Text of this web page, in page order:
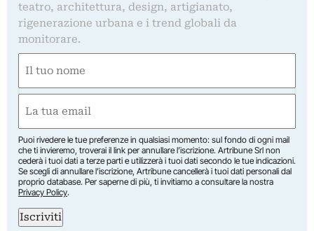
teatro, architettura, design, artigianato,
rigenerazione urbana e i trend globali da
monitorare.
(Obbligatorio)
Nome
(Obbligatorio)
Puoi rivedere le tue preferenze in qualsiasi momento: sul fondo di ogni mail
che ti invieremo, troverai il link per annullare l’iscrizione. Artribune Srl non
cederà i tuoi dati a terze parti e utilizzerà i tuoi dati secondo le tue indicazioni.
Se scegli di annullare l’iscrizione, Artribune cancellerà i tuoi dati personali dal
proprio database. Per saperne di più, ti invitiamo a consultare la nostra
Privacy Policy.
Iscriviti